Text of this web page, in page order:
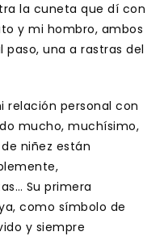
la cuneta que dí con
y mi hombro, ambos
una a rastras del
relación personal con
mucho, muchísimo,
niñez están
Su primera
como símbolo de
y siempre